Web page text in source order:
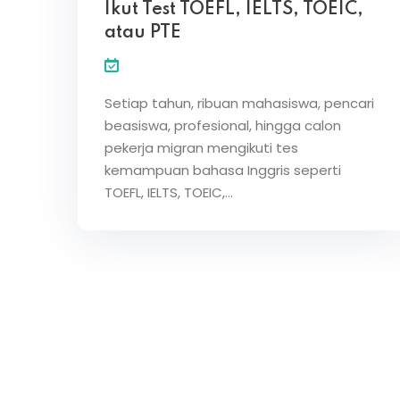
Ikut Test TOEFL, IELTS, TOEIC,
atau PTE
Setiap tahun, ribuan mahasiswa, pencari
beasiswa, profesional, hingga calon
pekerja migran mengikuti tes
kemampuan bahasa Inggris seperti
TOEFL, IELTS, TOEIC,…